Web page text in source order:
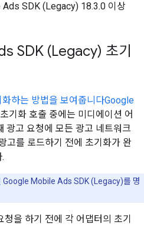
SDK (Legacy) 18.3.0 이상
SDK (Legacy) 초기
화하는 방법을 보여줍니다Google
기화 호출 중에는 미디에이션 어
광고 요청에 모든 광고 네트워크
고를 로드하기 전에 초기화가 완
Google Mobile Ads SDK (Legacy)를 명
을 하기 전에 각 어댑터의 초기